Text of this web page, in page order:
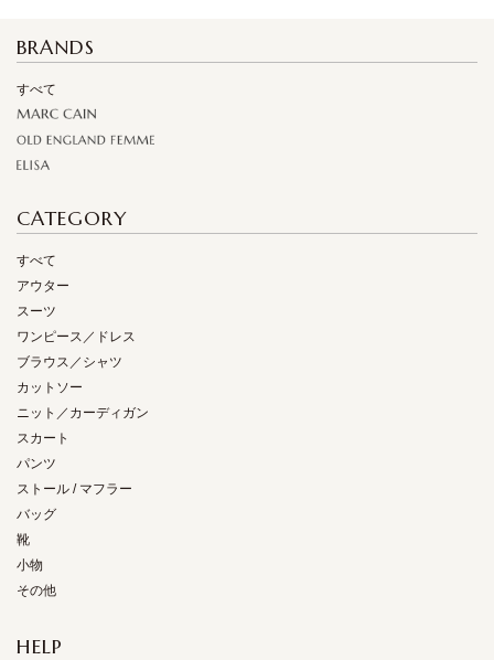
BRANDS
すべて
CATEGORY
すべて
アウター
スーツ
ワンピース／ドレス
ブラウス／シャツ
カットソー
ニット／カーディガン
スカート
パンツ
ストール / マフラー
バッグ
靴
小物
その他
HELP